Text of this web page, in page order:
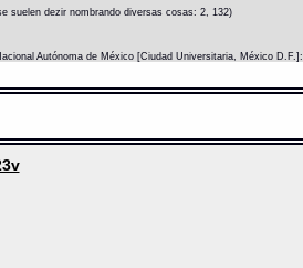
suelen dezir nombrando diversas cosas: 2, 132)
Autónoma de México [Ciudad Universitaria, México